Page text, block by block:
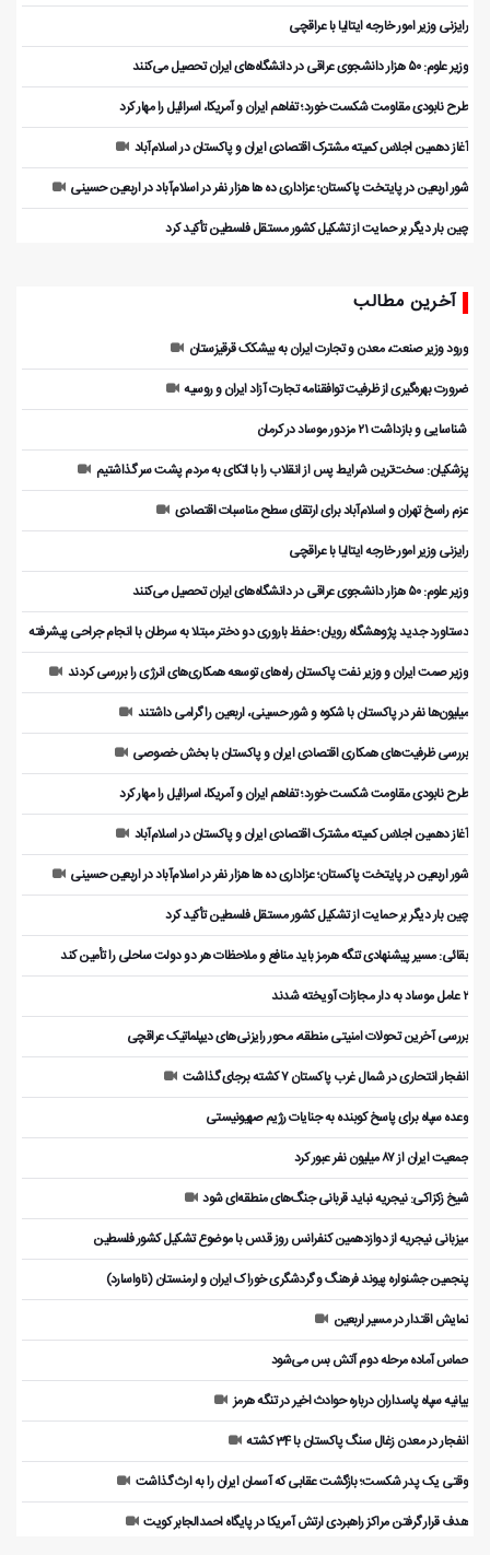
رایزنی وزیر امور خارجه ایتالیا با عراقچی
وزیر علوم: ۵۰ هزار دانشجوی عراقی در دانشگاه‌های ایران تحصیل می‌کنند
طرح نابودی مقاومت شکست خورد؛ تفاهم ایران و آمریکا، اسرائیل را مهار کرد
آغاز دهمین اجلاس کمیته مشترک اقتصادی ایران و پاکستان در اسلام‌آباد
شور اربعین در پایتخت پاکستان؛ عزاداری ده ها هزار نفر در اسلام‌آباد در اربعین حسینی
چین بار دیگر بر حمایت از تشکیل کشور مستقل فلسطین تأکید کرد
آخرین مطالب
ورود وزیر صنعت، معدن و تجارت ایران به بیشکک قرقیزستان
ضرورت بهره‌گیری از ظرفیت توافقنامه تجارت آزاد ایران و روسیه
️ شناسایی و بازداشت ۲۱ مزدور موساد در کرمان
پزشکیان: سخت‌ترین شرایط پس از انقلاب را با اتکای به مردم پشت سر گذاشتیم
عزم راسخ تهران و اسلام‌آباد برای ارتقای سطح مناسبات اقتصادی
رایزنی وزیر امور خارجه ایتالیا با عراقچی
وزیر علوم: ۵۰ هزار دانشجوی عراقی در دانشگاه‌های ایران تحصیل می‌کنند
دستاورد جدید پژوهشگاه رویان؛ حفظ باروری دو دختر مبتلا به سرطان با انجام جراحی پیشرفته
وزیر صمت ایران و وزیر نفت پاکستان راه‌های توسعه همکاری‌های انرژی را بررسی کردند
میلیون‌ها نفر در پاکستان با شکوه و شور حسینی، اربعین را گرامی داشتند
بررسی ظرفیت‌های همکاری اقتصادی ایران و پاکستان با بخش خصوصی
طرح نابودی مقاومت شکست خورد؛ تفاهم ایران و آمریکا، اسرائیل را مهار کرد
آغاز دهمین اجلاس کمیته مشترک اقتصادی ایران و پاکستان در اسلام‌آباد
شور اربعین در پایتخت پاکستان؛ عزاداری ده ها هزار نفر در اسلام‌آباد در اربعین حسینی
چین بار دیگر بر حمایت از تشکیل کشور مستقل فلسطین تأکید کرد
بقائی: مسیر پیشنهادی تنگه هرمز باید منافع و ملاحظات هر دو دولت ساحلی را تأمین کند
۲ عامل موساد به دار مجازات آویخته شدند
بررسی آخرین تحولات امنیتی منطقه، محور رایزنی‌های دیپلماتیک عراقچی
انفجار انتحاری در شمال غرب پاکستان ۷ کشته برجای گذاشت
وعده سپاه برای پاسخ کوبنده به جنایات رژیم صهیونیستی
جمعیت ایران از ۸۷ میلیون نفر عبور کرد
شیخ زکزاکی: نیجریه نباید قربانی جنگ‌های منطقه‌ای شود
میزبانی نیجریه از دوازدهمین کنفرانس روز قدس با موضوع تشکیل کشور فلسطین
پنجمین جشنواره پیوند فرهنگ و گردشگر‌ی خوراک ایران و ارمنستان (ناواسارد)
نمایش اقتدار در مسیر اربعین
حماس آماده مرحله دوم آتش بس می‌شود
بیانیه سپاه پاسداران درباره حوادث اخیر در تنگه هرمز
انفجار در معدن زغال سنگ پاکستان با 34 کشته
وقتی یک پدر شکست؛ بازگشت عقابی که آسمان ایران را به ارث گذاشت
هدف قرار گرفتن مراکز راهبردی ارتش آمریکا در پایگاه احمدالجابر کویت